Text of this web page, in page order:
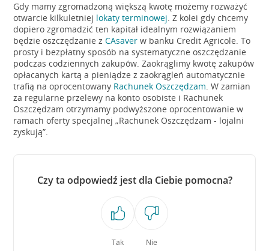
Gdy mamy zgromadzoną większą kwotę możemy rozważyć
otwarcie kilkuletniej lokaty terminowej. Z kolei gdy chcemy
dopiero zgromadzić ten kapitał idealnym rozwiązaniem
będzie oszczędzanie zCAsaver w banku Credit Agricole. To
prosty i bezpłatny sposób na systematyczne oszczędzanie
podczas codziennych zakupów. Zaokrąglimy kwotę zakupów
opłacanych kartą a pieniądze z zaokrągleń automatycznie
trafią na oprocentowany Rachunek Oszczędzam. W zamian
za regularne przelewy na konto osobiste i Rachunek
Oszczędzam otrzymamy podwyższone oprocentowanie w
ramach oferty specjalnej „Rachunek Oszczędzam - lojalni
zyskują”.
Czy ta odpowiedź jest dla Ciebie pomocna?
Tak Nie